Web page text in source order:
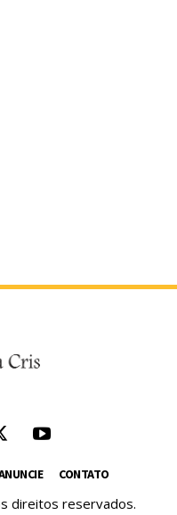
CONTATO
direitos reservados.